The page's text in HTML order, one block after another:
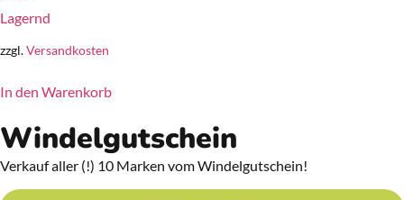
Lagernd
zzgl.Versandkosten
In den Warenkorb
Windelgutschein
Verkauf aller (!) 10 Marken vom Windelgutschein!